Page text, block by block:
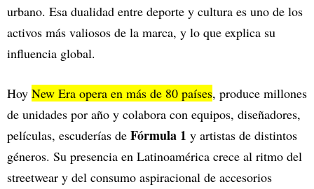
urbano. Esa dualidad entre deporte y cultura es uno de los
activos más valiosos de la marca, y lo que explica su
influencia global.
Hoy New Era opera en más de 80 países, produce millones
de unidades por año y colabora con equipos, diseñadores,
películas, escuderías de Fórmula 1 y artistas de distintos
géneros. Su presencia en Latinoamérica crece al ritmo del
streetwear y del consumo aspiracional de accesorios